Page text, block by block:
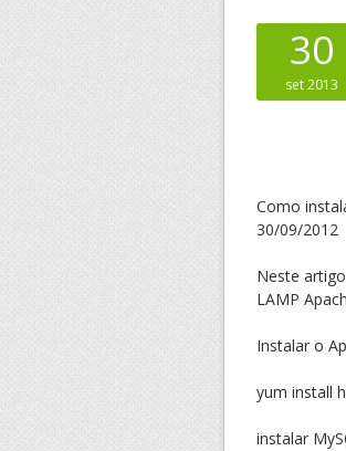
30
set 2013
Como
30/09/2012
Neste
LAMP
Instalar o
yum install
instalar